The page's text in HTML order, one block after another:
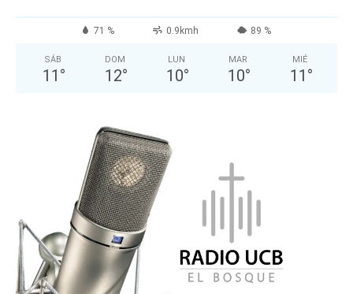
71 % 0.9kmh 89 %
SÁB
11 °
DOM
12°
LUN
10°
MAR
10°
MIÉ
11 °